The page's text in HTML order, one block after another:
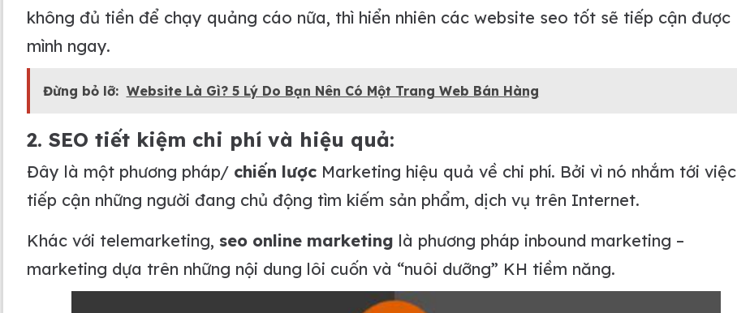
không đủ tiền để chạy quảng cáo nữa, thì hiển nhiên các website seo tốt sẽ tiếp cận được
mình ngay.
Đừng bỏ lỡ: Website Là Gì? 5 Lý Do Bạn Nên Có Một Trang Web Bán Hàng
2. SEO tiết kiệm chi phí và hiệu quả:
Đây là một phương pháp/chiến lượcMarketing hiệu quả về chi phí. Bởi vì nó nhắm tới việc
tiếp cận những người đang chủ động tìm kiếm sản phẩm, dịch vụ trên Internet.
Khác với telemarketing, seo online marketing là phương pháp inbound marketing –
marketing dựa trên những nội dung lôi cuốn và “nuôi dưỡng” KH tiềm năng.